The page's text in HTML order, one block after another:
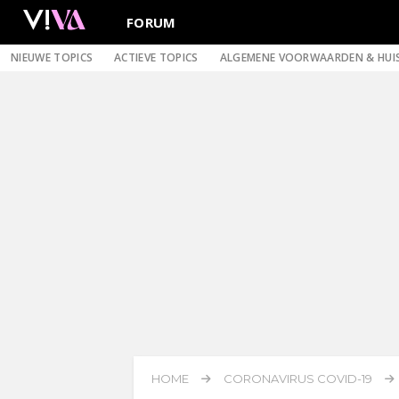
FORUM
NIEUWE TOPICS ACTIEVE TOPICS ALGEMENE VOORWAARDEN &
HOME CORONAVIRUS COVID-19